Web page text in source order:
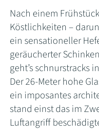
Nach einem
Köstlichkeiten –
ein sensationeller
geräucherter
geht’s schnurstracks
Der 26-Meter hohe
ein imposantes
stand einst das im
Luftangriff